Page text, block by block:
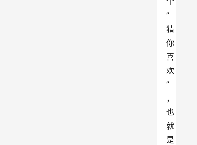
”
猜
你
喜
欢
”
，
也
就
是